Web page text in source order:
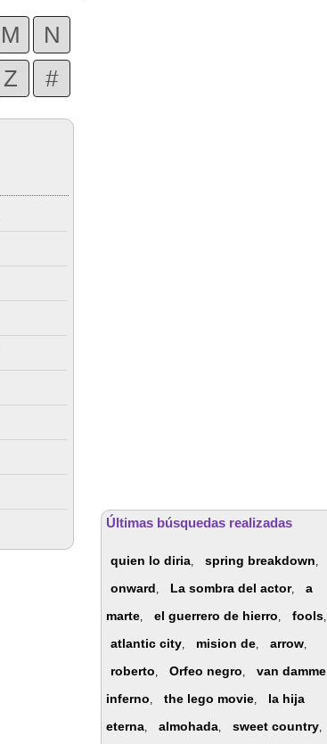
M
N
Z #
Últimas búsquedas realizadas
quien lo diria, spring breakdown,
onward, La sombra del actor,
a
marte, el guerrero de hierro, fools,
atlantic city, mision de, arrow,
roberto, Orfeo negro,
van damme
inferno, the lego movie,
la hija
eterna, almohada, sweet country,